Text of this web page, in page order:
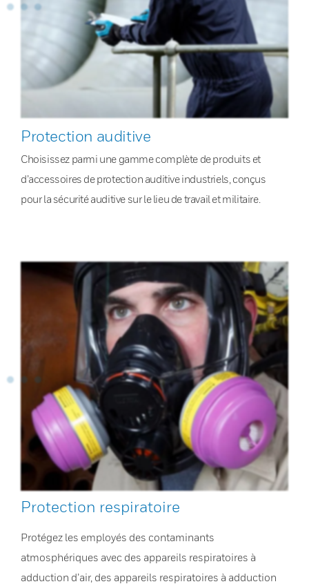
Protection auditive
Choisissez parmi une gamme complète de produits et
d’accessoires de protection auditive industriels, conçus
pour la sécurité auditive sur le lieu de travail et militaire.
Protection respiratoire
Protégez les employés des contaminants
atmosphériques avec des appareils respiratoires à
adduction d’air, des appareils respiratoires à adduction